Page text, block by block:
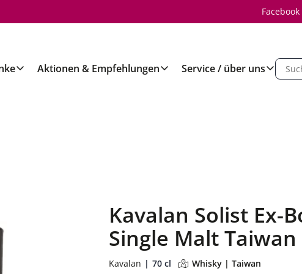
Facebook
Aktionen & Empfehlungen Service / über uns
Kavalan Solist Ex-
Single Malt
Kavalan 70 cl Whisky | Taiwan